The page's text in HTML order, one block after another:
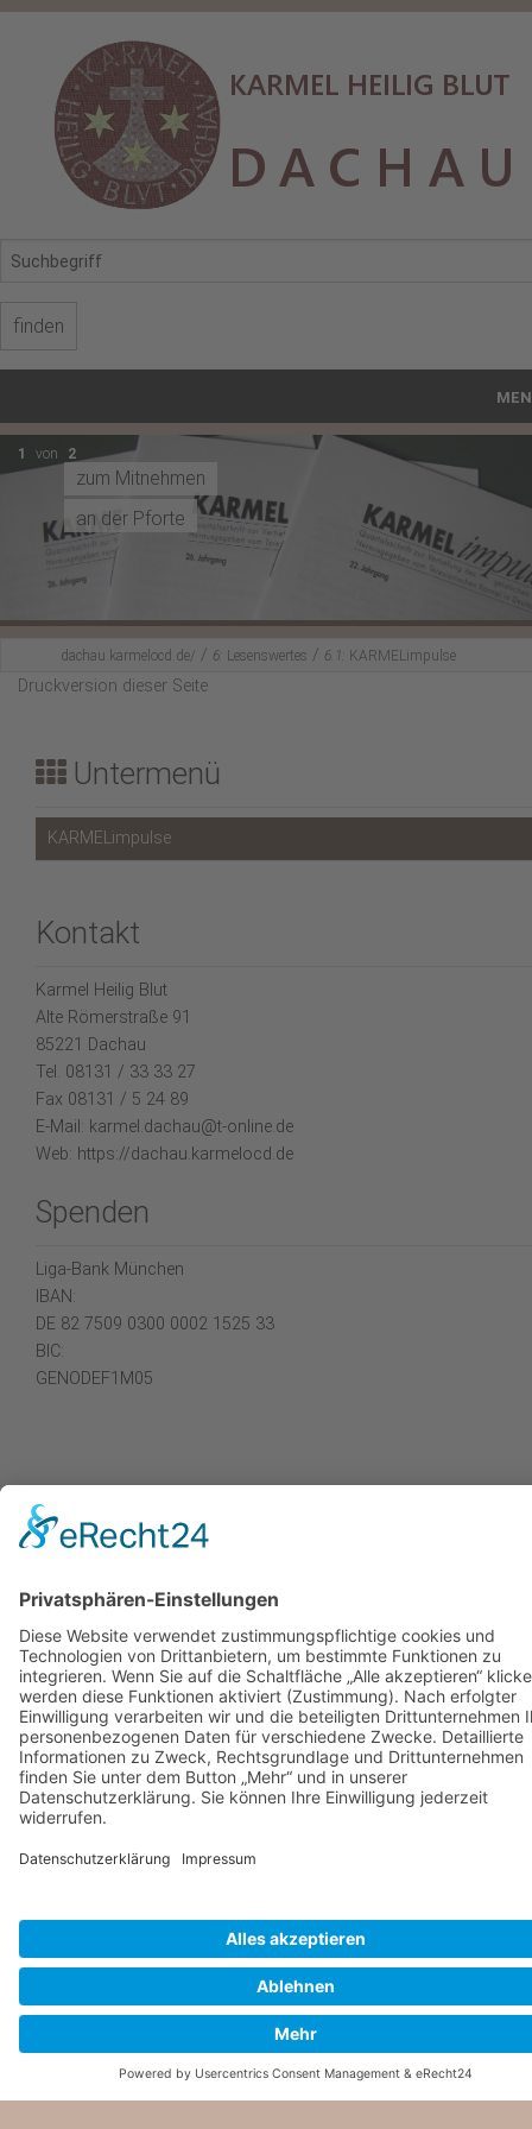
Start
Karmel-Spiritualität
Mitbeten
Hl. Messe feiern?
Aktuelles
zum Mitnehmen
an der Pforte
1 von 2
dachau.karmelocd.de/ / 6: Lesenswertes / 6.1: KARMELimpulse
Druckversion dieser Seite
Untermenü
KARMELimpulse
Kontakt
Karmel Heilig Blut
Alte Römerstraße 91
85221 Dachau
Tel. 08131 / 33 33 27
Fax 08131 / 5 24 89
E-Mail: karmel.dachau@t-online.de
Web: https://dachau.karmelocd.de
Spenden
Liga-Bank München
IBAN:
DE 82 7509 0300 0002 1525 33
BIC:
GENODEF1M05
Kontakt
Bankverbindungen
Impressum
Datenschutz
Inhaltsverzeichnis